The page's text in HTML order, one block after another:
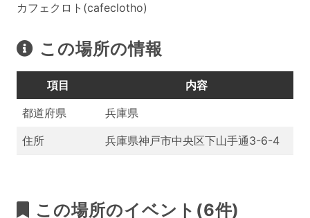
カフェクロト(cafeclotho)
この場所の情報
項目
内容
都道府県
兵庫県
住所
兵庫県神戸市中央区下山手通3-6-4
この場所のイベント(6件)